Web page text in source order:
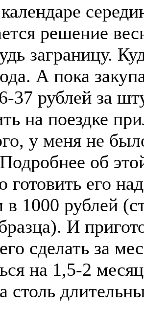
решение
заграницу.
А пока
37 рублей за
на поездке
у меня не
об
готовить его
1000 рублей
И
сделать за
на 1,5-2
столь